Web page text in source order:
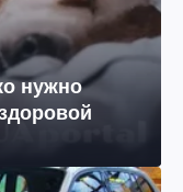
нужно